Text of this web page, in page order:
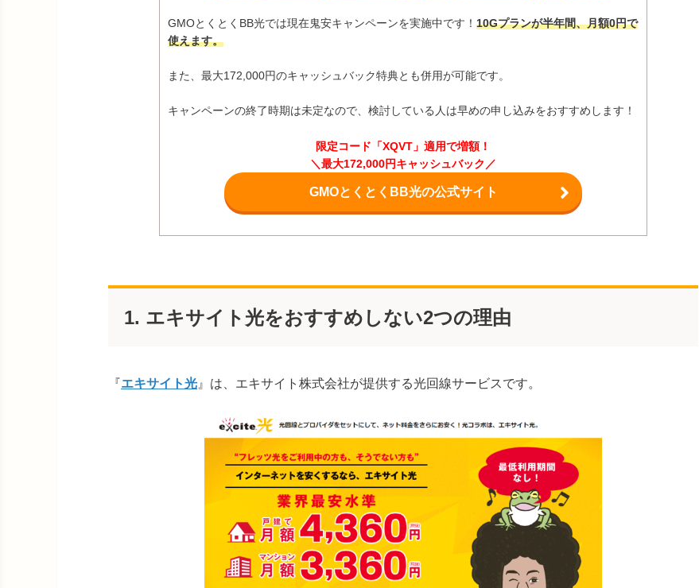
GMOとくとくBB光では現在鬼安キャンペーンを実施中です！ 10Gプランが半年間、月額0円で
使えます。
また、最大172,000円のキャッシュバック特典とも併用が可能です。
キャンペーンの終了時期は未定なので、検討している人は早めの申し込みをおすすめします！
限定コード「XQVT」適用で増額！
＼最大172,000円キャッシュバック／
GMOとくとくBB光の公式サイト
1. エキサイト光をおすすめしない2つの理由
『エキサイト光 』は、エキサイト株式会社が提供する光回線サービスです。